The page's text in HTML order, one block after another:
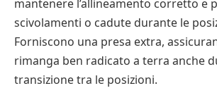
mantenere l’allineamento corretto e
scivolamenti o cadute durante le
Forniscono una presa extra,
rimanga ben radicato a terra anche
transizione tra le posizioni.